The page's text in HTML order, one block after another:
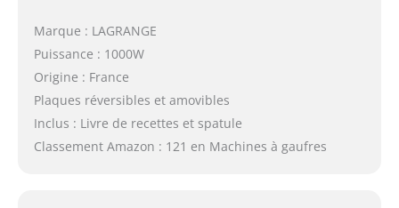
Marque : LAGRANGE
Puissance : 1000W
Origine : France
Plaques réversibles et amovibles
Inclus : Livre de recettes et spatule
Classement Amazon : 121 en Machines à gaufres